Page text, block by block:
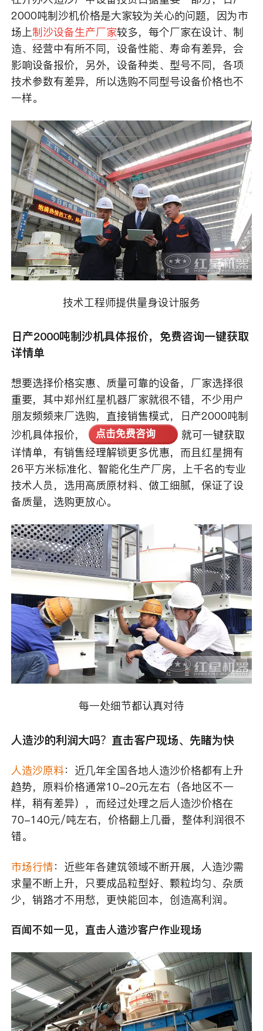
2000吨制沙机价格是大家较为关心的问题，因为市
场上制沙设备生产厂家较多，每个厂家在设计、制
造、经营中有所不同，设备性能、寿命有差异，会
影响设备报价，另外，设备种类、型号不同，各项
技术参数有差异，所以选购不同型号设备价格也不
一样。
技术工程师提供量身设计服务
日产2000吨制沙机具体报价，免费咨询一键获取
详情单
想要选择价格实惠、质量可靠的设备，厂家选择很
重要，其中郑州红星机器厂家就很不错，不少用户
朋友频频来厂选购，直接销售模式，日产2000吨制
沙机具体报价，
点击免费咨询
就可一键获取
详情单，有销售经理解锁更多优惠，而且红星拥有
26平方米标准化、智能化生产厂房，上千名的专业
技术人员，选用高质原材料、做工细腻，保证了设
备质量，选购更放心。
每一处细节都认真对待
人造沙的利润大吗？直击客户现场、先睹为快
人造沙原料：近几年全国各地人造沙价格都有上升
趋势，原料价格通常10-20元左右（各地区不一
样，稍有差异），而经过处理之后人造沙价格在
70-140元/吨左右，价格翻上几番，整体利润很不
错。
市场行情：近些年各建筑领域不断开展，人造沙需
求量不断上升，只要成品粒型好、颗粒均匀、杂质
少，销路才不用愁，更快能回本，创造高利润。
百闻不如一见，直击人造沙客户作业现场